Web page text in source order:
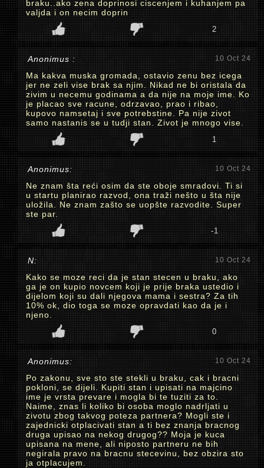
braku..ako zena doprinosi ciscenjem i kuhanjem pa
valjda i on necim doprin
2
Anonimus : 10 Oct 24
Ma kakva muska gromada, ostavio zenu bez icega
jer ne zeli vise brak sa njim. Nikad ne bi oristala da
zivim u necemu godinama a da nije na moje ime. Ko
je placao sve racune, odrzavao, prao i ribao,
kupovo namsetaj i sve potrebstine. Pa nije zivot
samo nastanis se u tudji stan. Zivot je mnogo vise.
1
Anonimus: 10 Oct 24
Ne znam šta reći osim da ste oboje smradovi. Ti si
u startu planirao razvod, ona traži nešto u šta nije
uložila. Ne znam zašto se uopšte razvodite. Super
ste par.
-1
N: 10 Oct 24
Kako se moze reci da je stan stecen u braku, ako
ga je on kupio novcem koji je prije braka ustedio i
dijelom koji su dali njegova mama i sestra? Za tih
10% ok, dio toga se moze opravdati kao da je i
njeno.
0
Anonimus: 10 Oct 24
Po zakonu, sve sto ste stekli u braku, cak i bracni
pokloni, se dijeli. Kupiti stan i upisati na majcino
ime je vrsta prevare i mogla bi te tuziti za to.
Naime, znas li koliko bi osoba moglo nadrljati u
zivotu zbog takvog poteza partnera? Mogli ste i
zajednicki otplacivati stan a ti bez znanja bracnog
druga upisao na nekog drugog?? Moja je kuca
upisana na mene, ali niposto partneru ne bih
negirala pravo na bracnu stecevinu, bez obzira sto
ja otplacujem.